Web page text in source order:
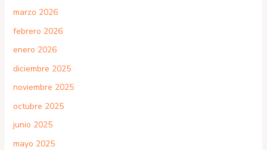
marzo 2026
febrero 2026
enero 2026
diciembre 2025
noviembre 2025
octubre 2025
junio 2025
mayo 2025